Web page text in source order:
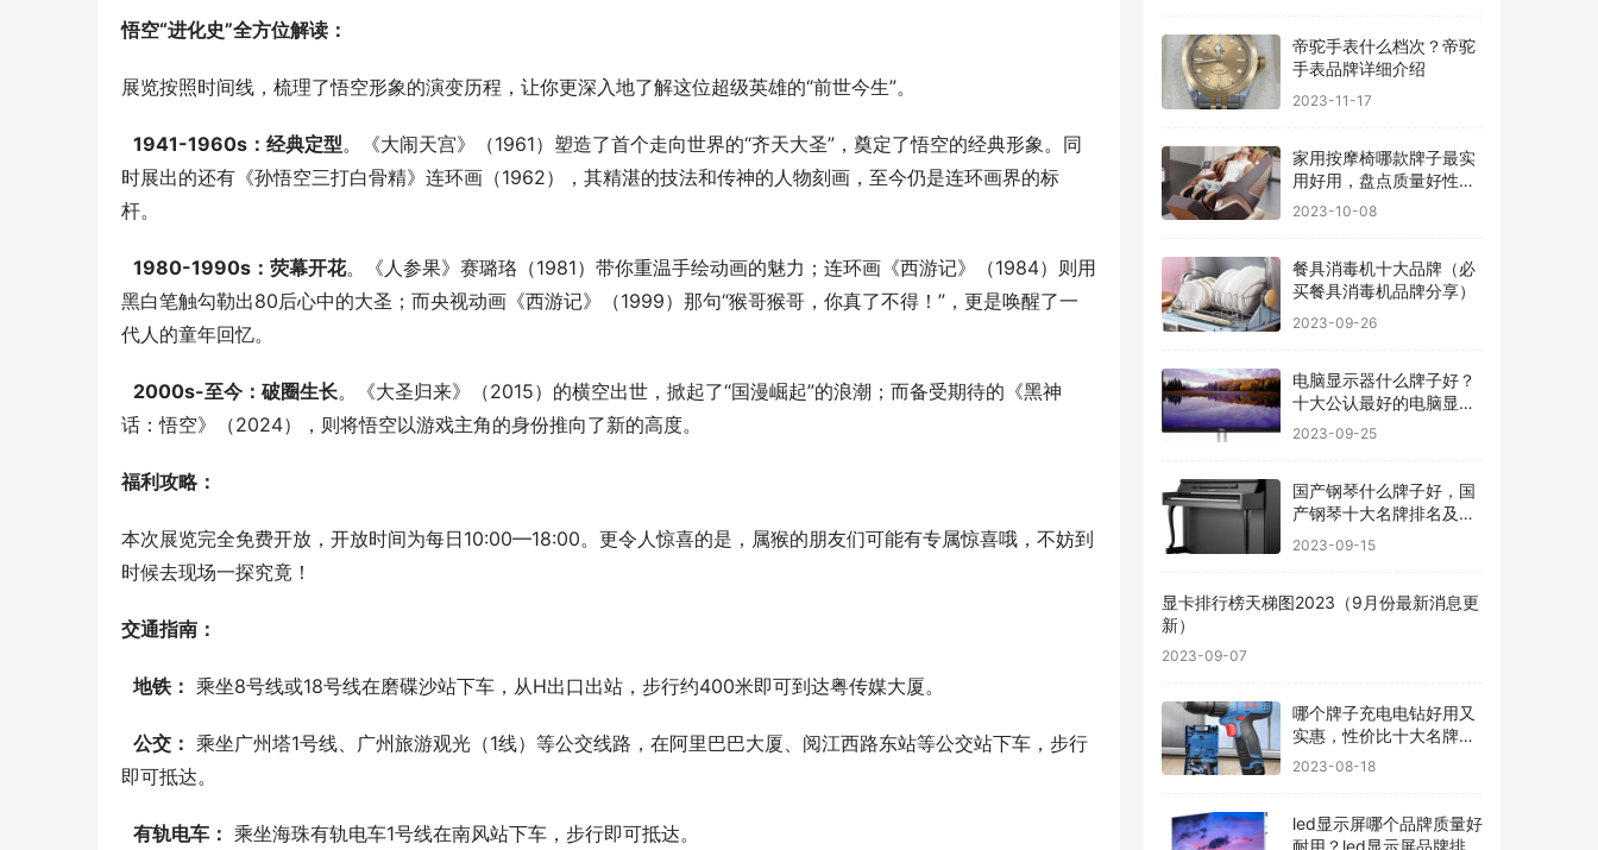
悟空“进化史”全方位解读：
展览按照时间线，梳理了悟空形象的演变历程，让你更深入地了解这位超级英雄的“前世今生”。
1941-1960s：经典定型。《大闹天宫》（1961）塑造了首个走向世界的“齐天大圣”，奠定了悟空的经典形象。同
时展出的还有《孙悟空三打白骨精》连环画（1962），其精湛的技法和传神的人物刻画，至今仍是连环画界的标
杆。
1980-1990s：荧幕开花。《人参果》赛璐珞（1981）带你重温手绘动画的魅力；连环画《西游记》（1984）则用
黑白笔触勾勒出80后心中的大圣；而央视动画《西游记》（1999）那句“猴哥猴哥，你真了不得！”，更是唤醒了一
代人的童年回忆。
2000s-至今：破圈生长。《大圣归来》（2015）的横空出世，掀起了“国漫崛起”的浪潮；而备受期待的《黑神
话：悟空》（2024），则将悟空以游戏主角的身份推向了新的高度。
福利攻略：
本次展览完全免费开放，开放时间为每日10:00—18:00。更令人惊喜的是，属猴的朋友们可能有专属惊喜哦，不妨到
时候去现场一探究竟！
交通指南：
地铁： 乘坐8号线或18号线在磨碟沙站下车，从H出口出站，步行约400米即可到达粤传媒大厦。
公交： 乘坐广州塔1号线、广州旅游观光（1线）等公交线路，在阿里巴巴大厦、阅江西路东站等公交站下车，步行
即可抵达。
有轨电车： 乘坐海珠有轨电车1号线在南风站下车，步行即可抵达。
帝驼手表什么档次？帝驼
手表品牌详细介绍
2023-11-17
家用按摩椅哪款牌子最实
用好用，盘点质量好性价
比高的品牌
2023-10-08
餐具消毒机十大品牌（必
买餐具消毒机品牌分享）
2023-09-26
电脑显示器什么牌子好？
十大公认最好的电脑显示
器
2023-09-25
国产钢琴什么牌子好，国
产钢琴十大名牌排名及价
格
2023-09-15
显卡排行榜天梯图2023（9月份最新消息更
新）
2023-09-07
哪个牌子充电电钻好用又
实惠，性价比十大名牌充
电电钻排名
2023-08-18
led显示屏哪个品牌质量好
耐用？led显示屏品牌排行